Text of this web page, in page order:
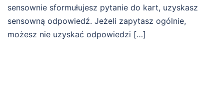
sensownie sformułujesz pytanie do kart, uzyskasz
sensowną odpowiedź. Jeżeli zapytasz ogólnie,
możesz nie uzyskać odpowiedzi […]